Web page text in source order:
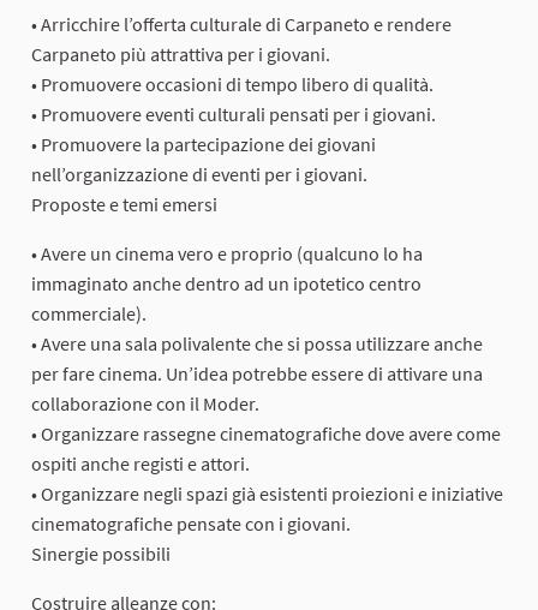
• Arricchire l’offerta culturale di Carpaneto e rendere
Carpaneto più attrattiva per i giovani.
• Promuovere occasioni di tempo libero di qualità.
• Promuovere eventi culturali pensati per i giovani.
• Promuovere la partecipazione dei giovani
nell’organizzazione di eventi per i giovani.
Proposte e temi emersi
• Avere un cinema vero e proprio (qualcuno lo ha
immaginato anche dentro ad un ipotetico centro
commerciale).
• Avere una sala polivalente che si possa utilizzare anche
per fare cinema. Un’idea potrebbe essere di attivare una
collaborazione con il Moder.
• Organizzare rassegne cinematografiche dove avere come
ospiti anche registi e attori.
• Organizzare negli spazi già esistenti proiezioni e iniziative
cinematografiche pensate con i giovani.
Sinergie possibili
Costruire alleanze con: